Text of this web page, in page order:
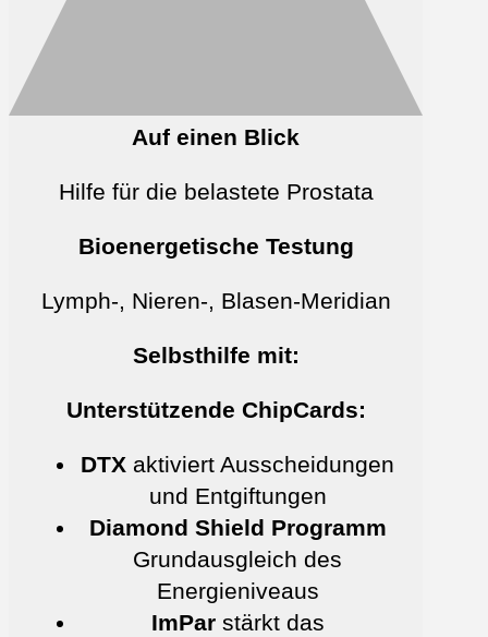
Auf einen Blick
Hilfe für die belastete Prostata
Bioenergetische Testung
Lymph-, Nieren-, Blasen-Meridian
Selbsthilfe mit:
Unterstützende ChipCards:
DTX aktiviert Ausscheidungen
und Entgiftungen
Diamond Shield Programm
Grundausgleich des
Energieniveaus
ImParstärkt das